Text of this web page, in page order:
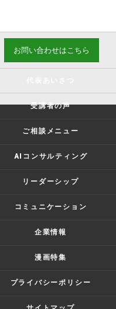
お問い合わせはこちら
受講者の声
ご相談メニュー
AIコンサルティング
リーダーシップ
コミュニケーション
企業情報
漫画特集
プライバシーポリシー